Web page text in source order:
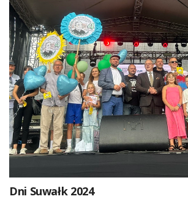
Dni Suwałk 2024